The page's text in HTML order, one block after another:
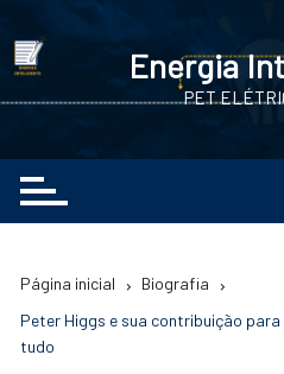
para
conteúdo
Energia
PET
Página inicial
Biografia
Peter Higgs e sua contribuição
tudo